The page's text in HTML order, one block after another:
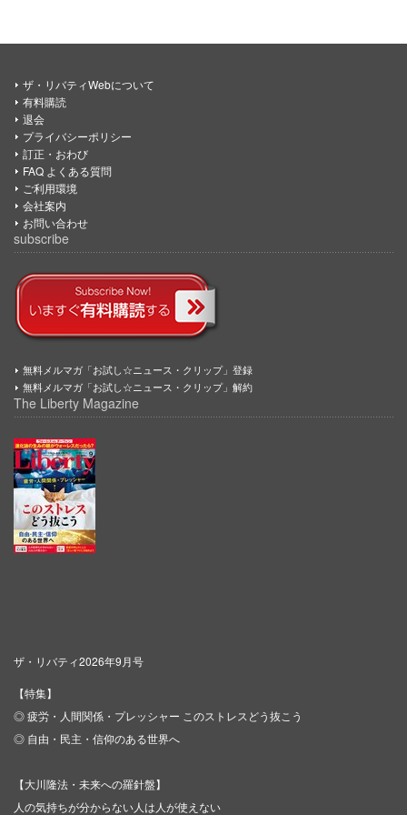
ザ・リバティWebについて
有料購読
退会
プライバシーポリシー
訂正・おわび
FAQ よくある質問
ご利用環境
会社案内
お問い合わせ
subscribe
無料メルマガ「お試し☆ニュース・クリップ」登録
無料メルマガ「お試し☆ニュース・クリップ」解約
The Liberty Magazine
ザ・リバティ2026年9月号
【特集】
◎ 疲労・人間関係・プレッシャー このストレスどう抜こう
◎ 自由・民主・信仰のある世界へ
【大川隆法・未来への羅針盤】
人の気持ちが分からない人は人が使えない